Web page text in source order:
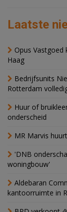
Laatste
Opus
Haag
Bedrijfsunits
Rotterdam
Huur of
onderscheid
MR Marvis
'DNB
woningbouw'
Aldebaran
kantoorruimte in